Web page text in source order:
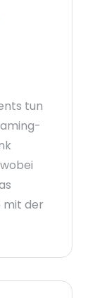
tun
mit der